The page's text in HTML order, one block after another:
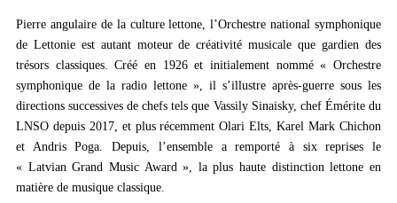
Pierre angulaire de la culture lettone, l’Orchestre national symphonique
de Lettonie est autant moteur de créativité musicale que gardien des
trésors classiques. Créé en 1926 et initialement nommé « Orchestre
symphonique de la radio lettone », il s’illustre après-guerre sous les
directions successives de chefs tels que Vassily Sinaisky, chef Émérite du
LNSO depuis 2017, et plus récemment Olari Elts, Karel Mark Chichon
et Andris Poga. Depuis, l’ensemble a remporté à six reprises le
« Latvian Grand Music Award », la plus haute distinction lettone en
matière de musique classique.